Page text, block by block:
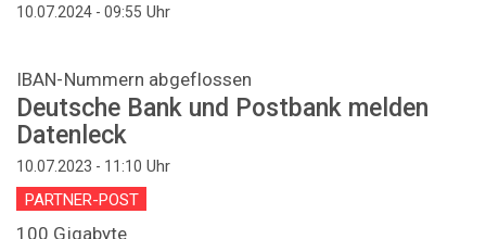
10.07.2024 - 09:55 Uhr
IBAN-Nummern abgeflossen
Deutsche Bank und Postbank melden
Datenleck
10.07.2023 - 11:10 Uhr
PARTNER-POST
100 Gigabyte